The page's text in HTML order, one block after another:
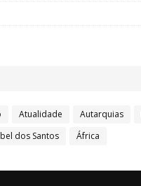
Atualidade Autarquias
dos Santos África